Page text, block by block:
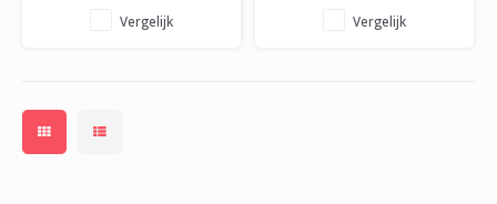
Vergelijk Vergelijk